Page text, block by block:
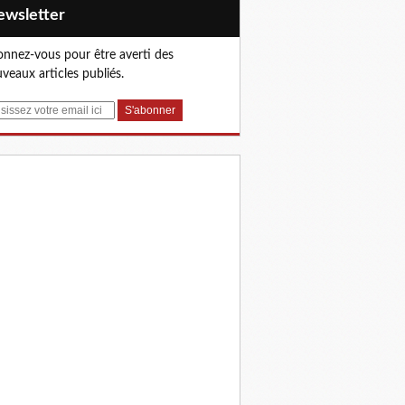
vous pour être averti des
articles publiés.